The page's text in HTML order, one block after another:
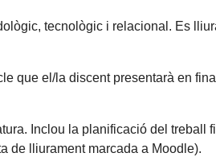
tecnològic i relacional. Es
que el/la discent presentarà en
Inclou la planificació del treball
de lliurament marcada a Moodle).